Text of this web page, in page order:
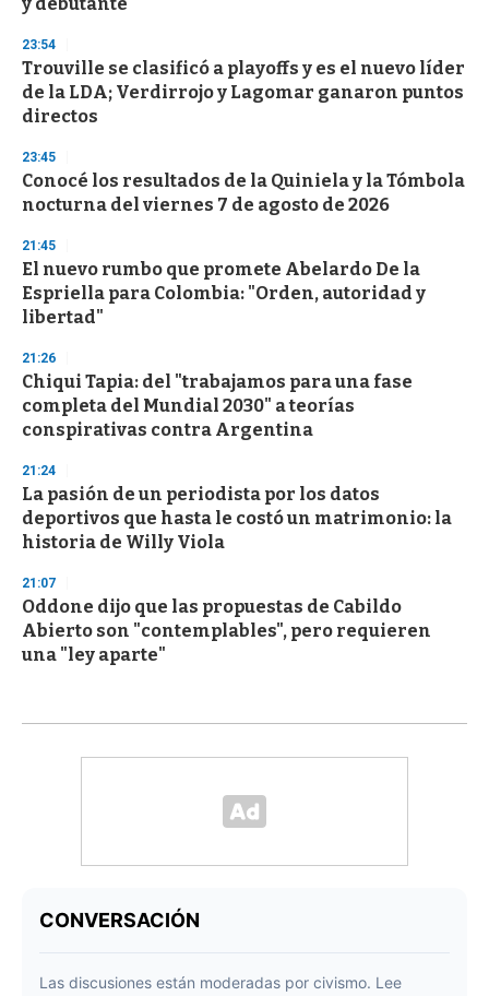
d
y debutante
23:54
Trouville se clasificó a playoffs y es el nuevo líder
de la LDA; Verdirrojo y Lagomar ganaron puntos
directos
23:45
Conocé los resultados de la Quiniela y la Tómbola
nocturna del viernes 7 de agosto de 2026
21:45
El nuevo rumbo que promete Abelardo De la
Espriella para Colombia: "Orden, autoridad y
libertad"
21:26
Chiqui Tapia: del "trabajamos para una fase
completa del Mundial 2030" a teorías
conspirativas contra Argentina
21:24
La pasión de un periodista por los datos
deportivos que hasta le costó un matrimonio: la
historia de Willy Viola
21:07
Oddone dijo que las propuestas de Cabildo
Abierto son "contemplables", pero requieren
una "ley aparte"